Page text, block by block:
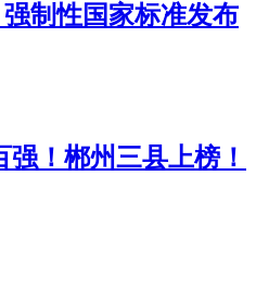
制性国家标准发布
！郴州三县上榜！